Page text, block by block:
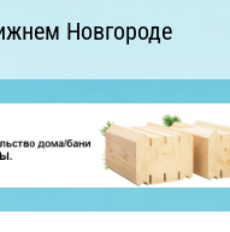
Новгороде